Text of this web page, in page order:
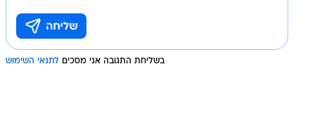
בשליחת התגובה אני מסכים לתנאי השימוש